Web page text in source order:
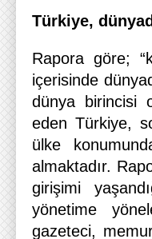
Türkiye,
Rapora göre;
içerisinde
dünya birincisi
eden Türkiye,
ülke
almaktadır.
girişimi
yönetime
gazeteci,